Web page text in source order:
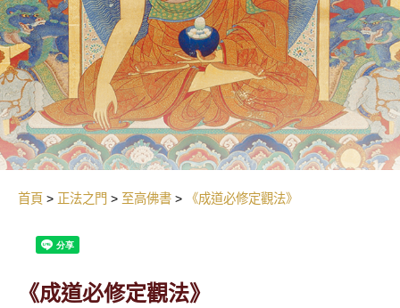
首頁 正法之門 至高佛書 《成道必修定觀法》
《成道必修定觀法》